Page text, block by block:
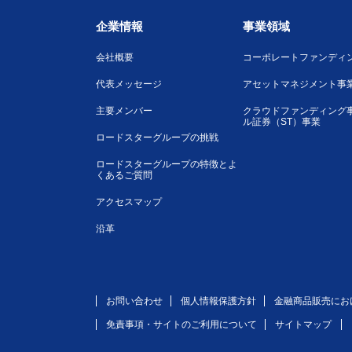
企業情報 事業領域
会社概要
代表メッセージ
主要メンバー
ロードスターグループの挑戦
ロードスターグループの特徴とよ
くあるご質問
アクセスマップ
沿革
コーポレートファンディ
アセットマネジメント事
クラウドファンディング
ル証券（ST）事業
お問い合わせ 個人情報保護方針 金融商品販売に
免責事項・サイトのご利用について サイトマップ